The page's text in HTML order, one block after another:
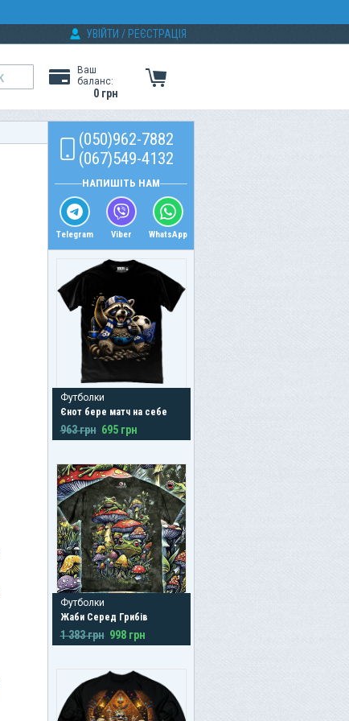
УВІЙТИ / РЕЄСТРАЦІЯ
Ваш
баланс:
0 грн
(050)962-7882
(067)549-4132
НАПИШІТЬ НАМ
Telegram Viber WhatsApp
Футболки
Єнот бере матч на себе
963 грн 695 грн
Футболки
Жаби Серед Грибів
1 383 грн 998 грн